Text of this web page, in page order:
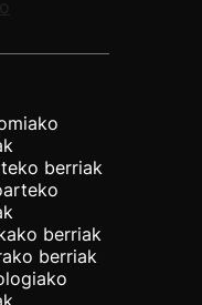
berriak
berriak
berriak